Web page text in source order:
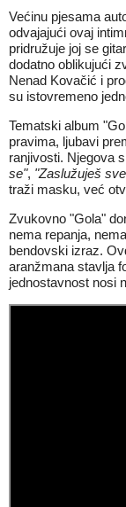
Većinu pjesama
odvajajući ovaj
pridružuje joj se
dodatno oblikujući
Nenad Kovačić i
su istovremeno
Tematski album
pravima, ljubavi
ranjivosti. Njegova
se", "Zaslužuješ
traži masku, već
Zvukovno "Gola"
nema repanja,
bendovski izraz.
aranžmana stavlja
jednostavnost nosi